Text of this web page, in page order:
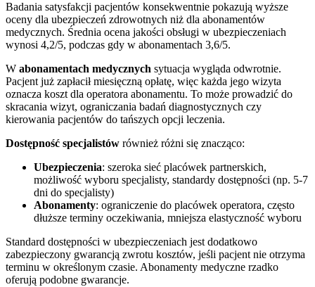
Badania satysfakcji pacjentów konsekwentnie pokazują wyższe
oceny dla ubezpieczeń zdrowotnych niż dla abonamentów
medycznych. Średnia ocena jakości obsługi w ubezpieczeniach
wynosi 4,2/5, podczas gdy w abonamentach 3,6/5.
W abonamentach medycznych sytuacja wygląda odwrotnie.
Pacjent już zapłacił miesięczną opłatę, więc każda jego wizyta
oznacza koszt dla operatora abonamentu. To może prowadzić do
skracania wizyt, ograniczania badań diagnostycznych czy
kierowania pacjentów do tańszych opcji leczenia.
Dostępność specjalistów również różni się znacząco:
Ubezpieczenia: szeroka sieć placówek partnerskich,
możliwość wyboru specjalisty, standardy dostępności (np. 5-7
dni do specjalisty)
Abonamenty: ograniczenie do placówek operatora, często
dłuższe terminy oczekiwania, mniejsza elastyczność wyboru
Standard dostępności w ubezpieczeniach jest dodatkowo
zabezpieczony gwarancją zwrotu kosztów, jeśli pacjent nie otrzyma
terminu w określonym czasie. Abonamenty medyczne rzadko
oferują podobne gwarancje.